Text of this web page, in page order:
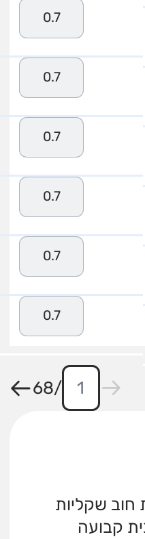
0.7
0.7
0.7
0.7
0.7
0.7
/
68
חוב שקליות
קבועה